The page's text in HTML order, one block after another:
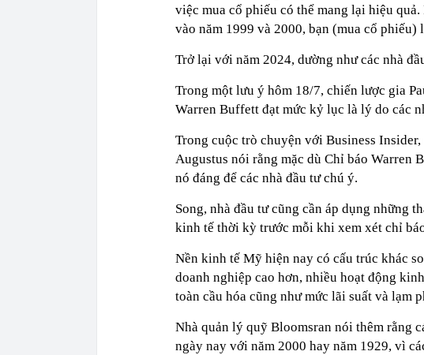
việc mua cổ phiếu có thể mang lại hiệu
vào năm 1999 và 2000, bạn (mua cổ
Trở lại với năm 2024, dường như các nhà
Trong một lưu ý hôm 18/7, chiến lược gia
Warren Buffett đạt mức kỷ lục là lý do các
Trong cuộc trò chuyện với Business
Augustus nói rằng mặc dù Chỉ báo Warren
nó đáng để các nhà đầu tư chú ý.
Song, nhà đầu tư cũng cần áp dụng những
kinh tế thời kỳ trước mỗi khi xem xét chỉ
Nền kinh tế Mỹ hiện nay có cấu trúc khác
doanh nghiệp cao hơn, nhiều hoạt động
toàn cầu hóa cũng như mức lãi suất và lạm
Nhà quản lý quỹ Bloomsran nói thêm rằng
ngày nay với năm 2000 hay năm 1929, vì